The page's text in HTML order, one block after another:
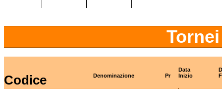
Data
Codice Denominazione Pr Inizio